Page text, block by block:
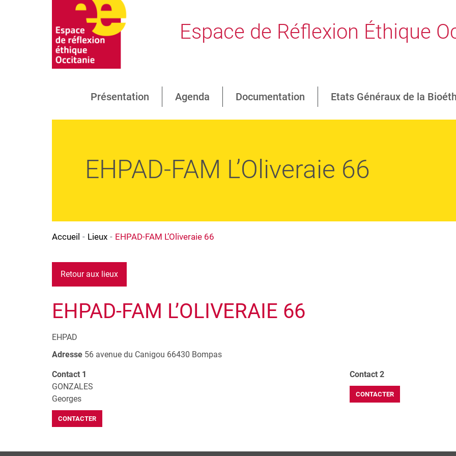
Espace de Réflexion Éthique
Présentation Agenda Documentation Etats Généraux de la
EHPAD-FAM L’Oliveraie 66
Accueil Lieux EHPAD-FAM L’Oliveraie 66
Retour aux lieux
EHPAD-FAM L’OLIVERAIE 66
EHPAD
Adresse 56 avenue du Canigou 66430 Bompas
Contact 1
GONZALES
Georges
CONTACTER
Contact 2
CONTACTER
+